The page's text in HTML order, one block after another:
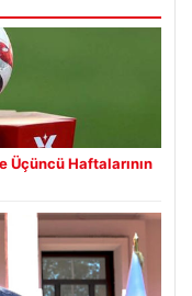
Üçüncü Haftalarının